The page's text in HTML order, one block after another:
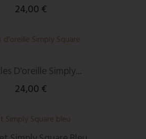
24,00 €
D'oreille Simply...
24,00 €